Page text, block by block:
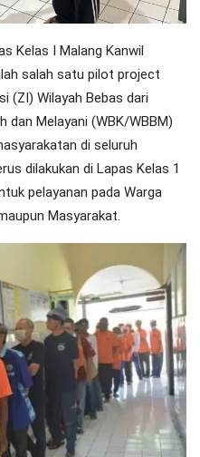
Kelas I Malang Kanwil
salah satu pilot project
(ZI) Wilayah Bebas dari
dan Melayani (WBK/WBBM)
di seluruh
dilakukan di Lapas Kelas 1
pelayanan pada Warga
Masyarakat.